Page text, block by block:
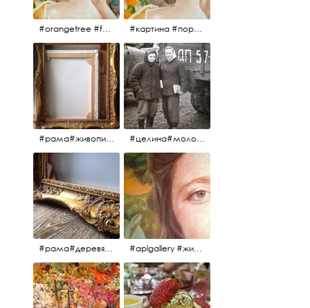
#orangetree #fertility #abundance #portrait #painting #живопись #портрет #картина #девушка #улыбка #aplgallery #картина #портрет #живопись #апельсиновоедерево # девушка #улыбка #изобилие #плодородие #painting #portrait #abundance #fertility #orangetree #aplgallery
#рама#живопись#антиквариат#спб#aplgallery #целина#молодёжьнацелине#комсомолки#50тыегода #50тые#СССР
#рама#деревяннаярама#антиквариат#живопись#aplgallery #aplgallery #живопись #портрет